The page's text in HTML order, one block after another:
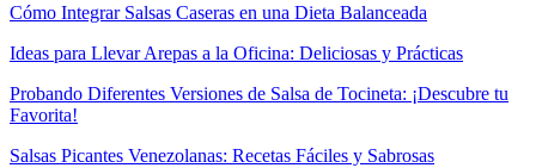
Cómo Integrar Salsas Caseras en una Dieta Balanceada
Ideas para Llevar Arepas a la Oficina: Deliciosas y Prácticas
Probando Diferentes Versiones de Salsa de Tocineta: ¡Descubre tu
Favorita!
Salsas Picantes Venezolanas: Recetas Fáciles y Sabrosas